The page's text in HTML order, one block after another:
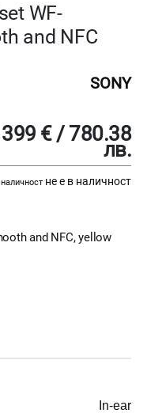
WF-
and NFC
SONY
399 € / 780.38
лв.
наличност не е в наличност
and NFC, yellow
In-ear